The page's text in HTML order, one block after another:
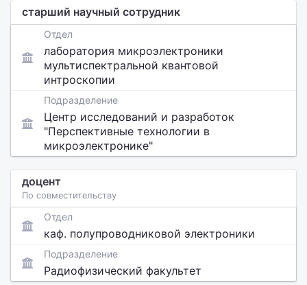
старший научный сотрудник
Отдел
лаборатория микроэлектроники
мультиспектральной квантовой
интроскопии
Подразделение
Центр исследований и разработок
"Перспективные технологии в
микроэлектронике"
доцент
По совместительству
Отдел
каф. полупроводниковой электроники
Подразделение
Радиофизический факультет